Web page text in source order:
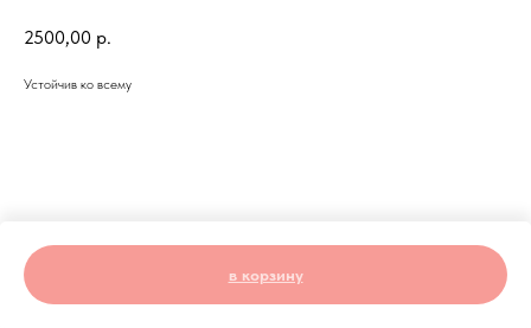
2500,00 р.
в корзину
Устойчив ко всему